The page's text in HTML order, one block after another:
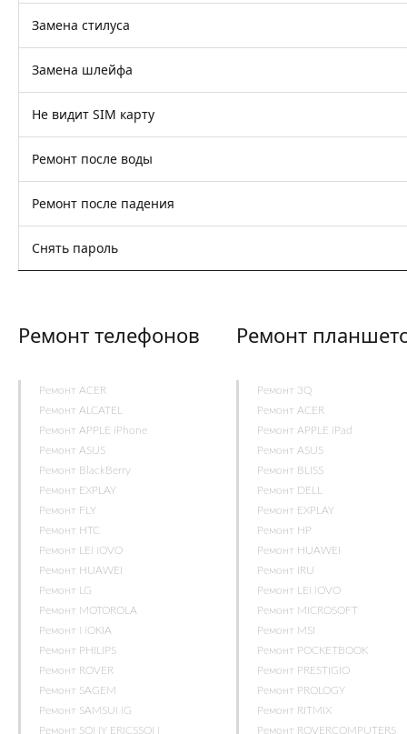
Замена стилуса
Замена шлейфа
Не видит SIM карту
Ремонт после воды
Ремонт после падения
Снять пароль
Ремонт телефонов
Ремонт ACER
Ремонт ALCATEL
Ремонт APPLE iPhone
Ремонт ASUS
Ремонт BlackBerry
Ремонт EXPLAY
Ремонт FLY
Ремонт HTC
Ремонт LENOVO
Ремонт HUAWEI
Ремонт LG
Ремонт MOTOROLA
Ремонт NOKIA
Ремонт PHILIPS
Ремонт ROVER
Ремонт SAGEM
Ремонт SAMSUNG
Ремонт SONY ERICSSON
Ремонт
Ремонт 3Q
Ремонт ACER
Ремонт APPLE iPad
Ремонт ASUS
Ремонт BLISS
Ремонт DELL
Ремонт EXPLAY
Ремонт HP
Ремонт HUAWEI
Ремонт IRU
Ремонт LENOVO
Ремонт MICROSOFT
Ремонт MSI
Ремонт POCKETBOOK
Ремонт PRESTIGIO
Ремонт PROLOGY
Ремонт RITMIX
Ремонт ROVERCOMPUTERS